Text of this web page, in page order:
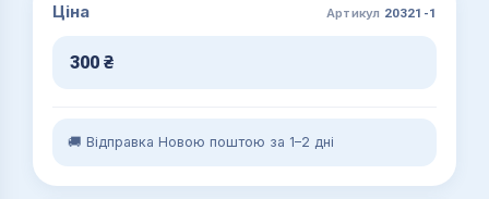
Ціна Артикул 20321-1
300 ₴
🚚 Відправка Новою поштою за 1–2 дні